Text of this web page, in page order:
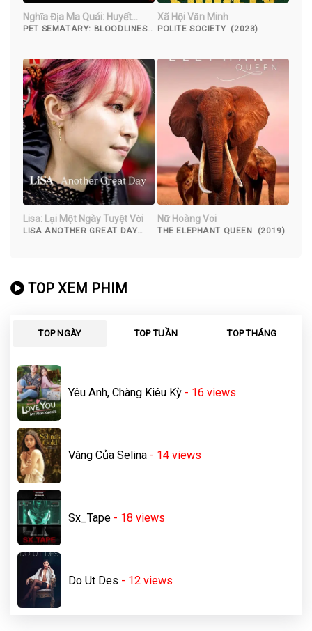
Nghĩa Địa Ma Quái: Huyết
Thống
PET SEMATARY: BLOODLINES
Xã Hội Văn Minh
POLITE SOCIETY (2023)
Lisa: Lại Một Ngày Tuyệt Vời
LISA ANOTHER GREAT DAY
Nữ Hoàng Voi￼
THE ELEPHANT QUEEN (2019)
TOP XEM PHIM
TOP NGÀY TOP TUẦN TOP THÁNG
Yêu Anh, Chàng Kiêu Kỳ - 16 views
Vàng Của Selina - 14views
Sx_Tape - 18views
Do Ut Des - 12views